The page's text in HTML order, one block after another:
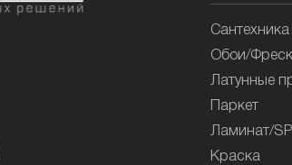
Сантехника
Обои/
Латунные
Паркет
Ламинат/
Краска